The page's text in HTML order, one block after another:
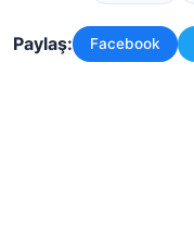
Paylaş: Facebook